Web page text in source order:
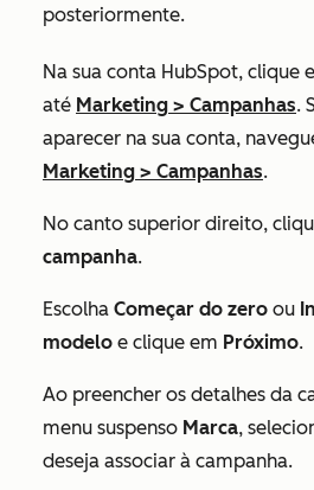
posteriormente.
Na sua conta HubSpot, clique
até Marketing > Campanhas.
aparecer na sua conta,
Marketing > Campanhas.
No canto superior direito,
campanha.
Escolha Começar do zero ou
modelo e clique em Próximo.
Ao preencher os detalhes da
menu suspenso Marca,
deseja associar à campanha.